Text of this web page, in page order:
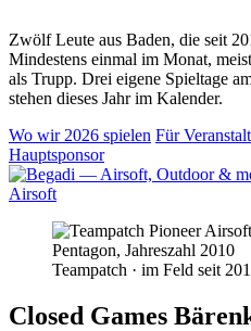
Zwölf Leute aus Baden, die seit
Mindestens einmal im Monat,
als Trupp. Drei eigene Spieltage
stehen dieses Jahr im Kalender.
Wo wir 2026 spielen Für
Hauptsponsor
Teampatch · im Feld seit
Closed Games